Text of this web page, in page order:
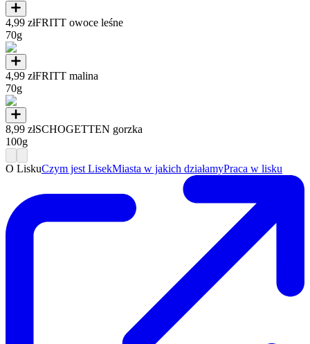
4,99 złFRITT owoce leśne
70g
4,99 złFRITT malina
70g
8,99 złSCHOGETTEN gorzka
100g
O LiskuCzym jest LisekMiasta w jakich działamyPraca w lisku